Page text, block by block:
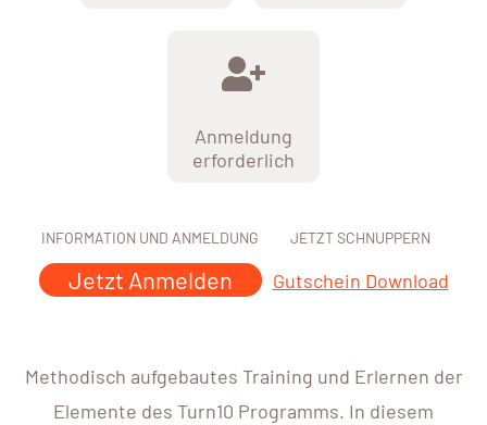
Anmeldung
erforderlich
INFORMATION UND ANMELDUNG
Jetzt Anmelden
JETZT SCHNUPPERN
Gutschein Download
Methodisch aufgebautes Training und Erlernen der
Elemente des Turn10 Programms. In diesem